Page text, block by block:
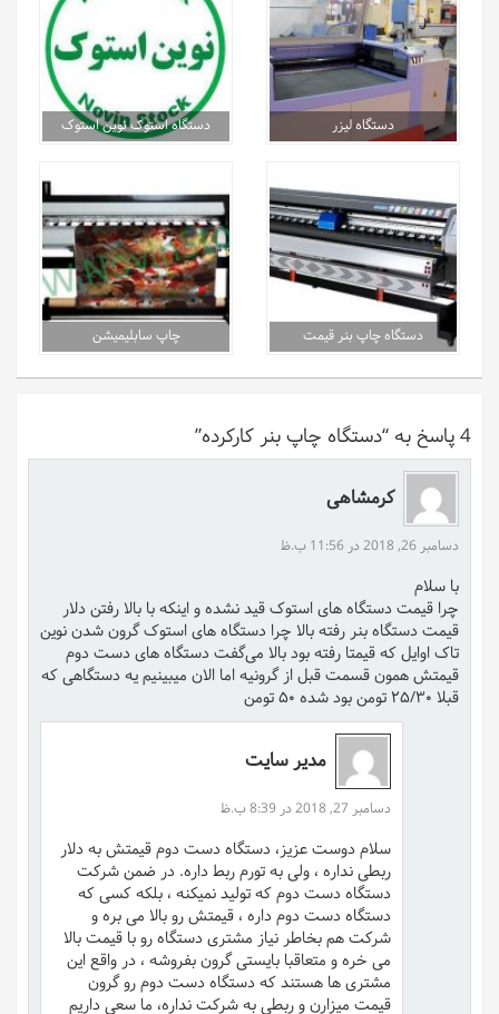
دستگاه لیزر دستگاه استوک نوین استوک
دستگاه چاپ بنر قیمت چاپ سابلیمیشن
4 پاسخ به “دستگاه چاپ بنر کارکرده”
کرمشاهی
دسامبر 26, 2018 در 11:56 ب.ظ
با سلام
چرا قیمت دستگاه های استوک قید نشده و اینکه با بالا رفتن دلار
قیمت دستگاه بنر رفته بالا چرا دستگاه های استوک گرون شدن نوین
تاک اوایل که قیمتا رفته بود بالا می‌گفت دستگاه های دست دوم
قیمتش همون قسمت قبل از گرونیه اما الان میبینیم یه دستگاهی که
قبلا ۲۵/۳۰ تومن بود شده ۵۰ تومن
مدیر سایت
دسامبر 27, 2018 در 8:39 ب.ظ
سلام دوست عزیز، دستگاه دست دوم قیمتش به دلار
ربطی نداره ، ولی به تورم ربط داره. در ضمن شرکت
دستگاه دست دوم که تولید نمیکنه ، بلکه کسی که
دستگاه دست دوم داره ، قیمتش رو بالا می بره و
شرکت هم بخاطر نیاز مشتری دستگاه رو با قیمت بالا
می خره و متعاقبا بایستی گرون بفروشه ، در واقع این
مشتری ها هستند که دستگاه دست دوم رو گرون
قیمت میزارن و ربطی به شرکت نداره، ما سعی داریم